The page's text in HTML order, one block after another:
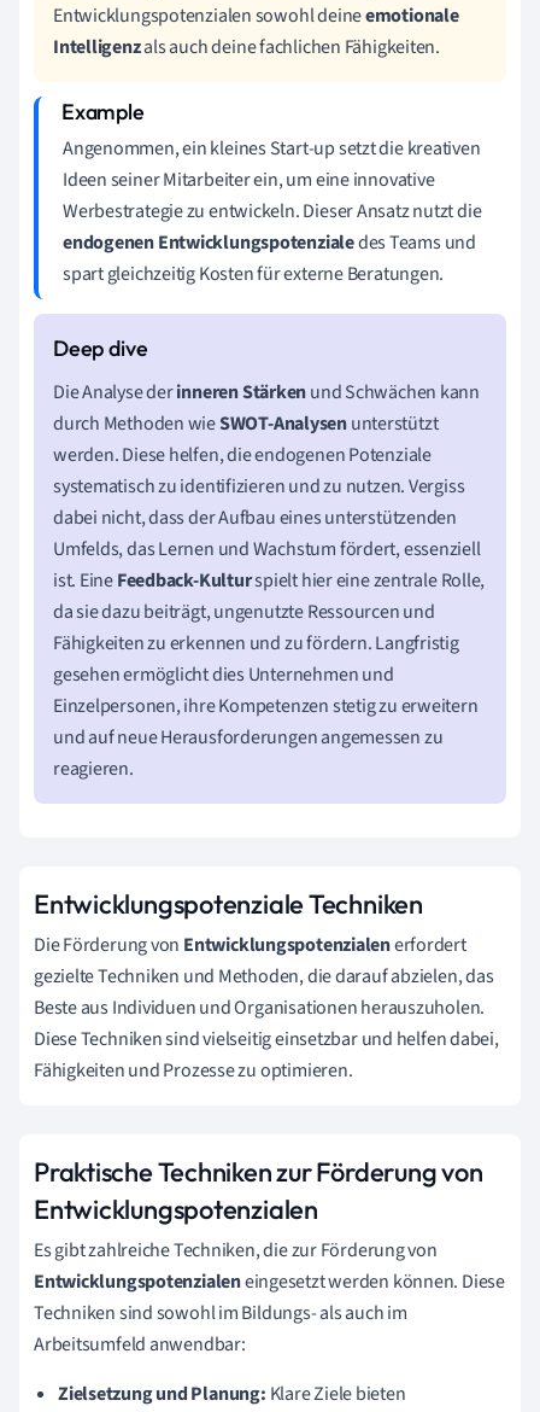
Entwicklungspotenzialen sowohl deineemotionale
Intelligenzals auch deine fachlichen Fähigkeiten.
Angenommen, ein kleines Start-up setzt die kreativen
Ideen seiner Mitarbeiter ein, um eine innovative
Werbestrategie zu entwickeln. Dieser Ansatz nutzt die
endogenen Entwicklungspotenzialedes Teams und
spart gleichzeitig Kosten für externe Beratungen.
Die Analyse derinneren Stärkenund Schwächen kann
durch Methoden wieSWOT-Analysenunterstützt
werden. Diese helfen, die endogenen Potenziale
systematisch zu identifizieren und zu nutzen. Vergiss
dabei nicht, dass der Aufbau eines unterstützenden
Umfelds, das Lernen und Wachstum fördert, essenziell
ist. EineFeedback-Kulturspielt hier eine zentrale Rolle,
da sie dazu beiträgt, ungenutzte Ressourcen und
Fähigkeiten zu erkennen und zu fördern. Langfristig
gesehen ermöglicht dies Unternehmen und
Einzelpersonen, ihre Kompetenzen stetig zu erweitern
und auf neue Herausforderungen angemessen zu
reagieren.
Entwicklungspotenziale Techniken
Die Förderung von Entwicklungspotenzialenerfordert
gezielte Techniken und Methoden, die darauf abzielen, das
Beste aus Individuen und Organisationen herauszuholen.
Diese Techniken sind vielseitig einsetzbar und helfen dabei,
Fähigkeiten und Prozesse zu optimieren.
Praktische Techniken zur Förderung von
Entwicklungspotenzialen
Es gibt zahlreiche Techniken, die zur Förderung von
Entwicklungspotenzialeneingesetzt werden können. Diese
Techniken sind sowohl im Bildungs- als auch im
Arbeitsumfeld anwendbar:
Zielsetzung und Planung: Klare Ziele bieten